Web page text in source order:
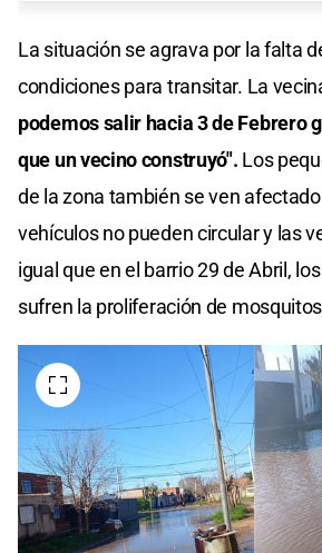
La situación se agrava por la falta
condiciones para transitar. La
podemos salir hacia 3 de Febrero
que un vecino construyó". Los
de la zona también se ven
vehículos no pueden circular y las
igual que en el barrio 29 de Abril,
sufren la proliferación de